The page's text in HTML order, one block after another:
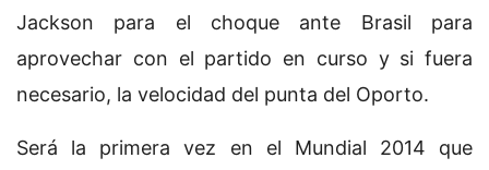
Jackson para el choque ante Brasil para
aprovechar con el partido en curso y si fuera
necesario, la velocidad del punta del Oporto.
Será la primera vez en el Mundial 2014 que